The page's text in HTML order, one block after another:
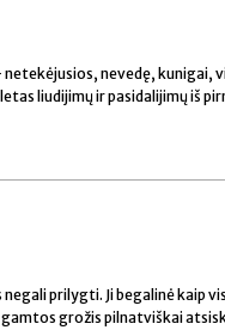
nevedę, kunigai,
liudijimų ir pasidalijimų iš
prilygti. Ji begalinė kaip
grožis pilnatviškai